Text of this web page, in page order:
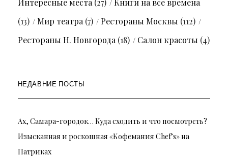
Интересные места (27)
Книги на все времена
(13)
Мир театра (7) Рестораны Москвы (112)
Рестораны Н. Новгорода (18) Салон красоты (4)
НЕДАВНИЕ ПОСТЫ
Ах, Самара-городок… Куда сходить и что посмотреть?
Изысканная и роскошная «Кофемания Chef’s» на
Патриках